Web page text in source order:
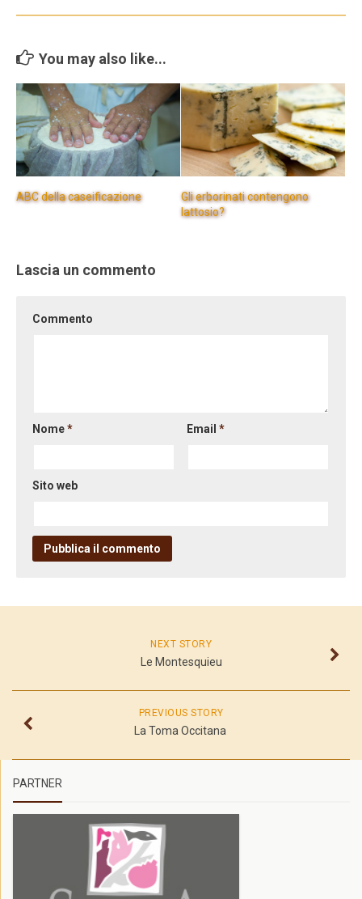
You may also like...
ABC della caseificazione
Gli erborinati contengono
lattosio?
Lascia un commento
Commento
Nome* Email*
Sito web
NEXT STORY
Le Montesquieu
PREVIOUS STORY
La Toma Occitana
PARTNER